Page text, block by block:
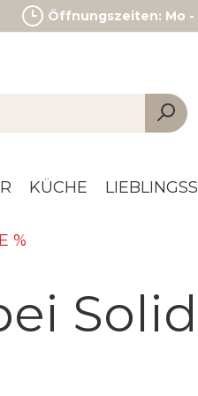
Öffnungszeiten: Mo -
KÜCHE
%